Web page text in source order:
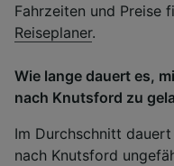
Fahrzeiten und Preise
Reiseplaner.
Wie lange dauert es,
nach Knutsford zu
Im Durchschnitt
nach Knutsford